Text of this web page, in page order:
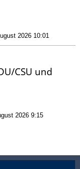
2026 10:01
CSU und
2026 9:15